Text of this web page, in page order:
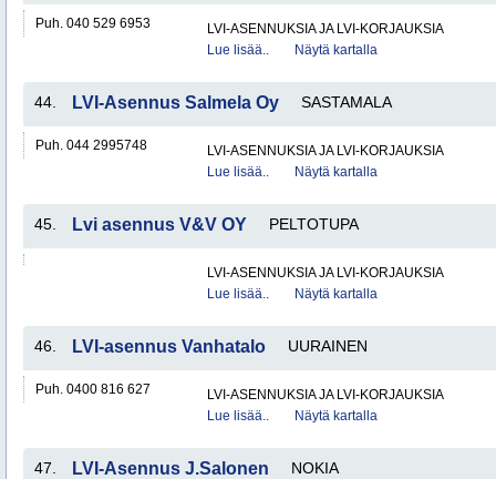
Puh. 040 529 6953
LVI-ASENNUKSIA JA LVI-KORJAUKSIA
Lue lisää..
Näytä kartalla
44. LVI-Asennus Salmela Oy SASTAMALA
Puh. 044 2995748
LVI-ASENNUKSIA JA LVI-KORJAUKSIA
Lue lisää..
Näytä kartalla
45. Lvi asennus V&V OY PELTOTUPA
LVI-ASENNUKSIA JA LVI-KORJAUKSIA
Lue lisää..
Näytä kartalla
46. LVI-asennus Vanhatalo UURAINEN
Puh. 0400 816 627
LVI-ASENNUKSIA JA LVI-KORJAUKSIA
Lue lisää..
Näytä kartalla
47. LVI-Asennus J.Salonen NOKIA